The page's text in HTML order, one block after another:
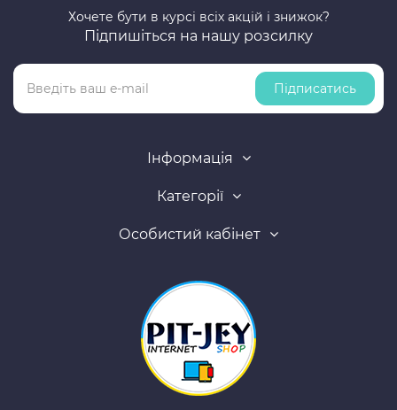
Хочете бути в курсі всіх акцій і знижок?
Підпишіться на нашу розсилку
Підписатись
Інформація
Категорії
Особистий кабінет